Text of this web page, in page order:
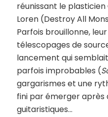
réunissant le
Loren (Destroy All
Parfois brouillonne,
télescopages de
lancement qui
parfois improbables (
gargarismes et une
fini par émerger après
guitaristiques…